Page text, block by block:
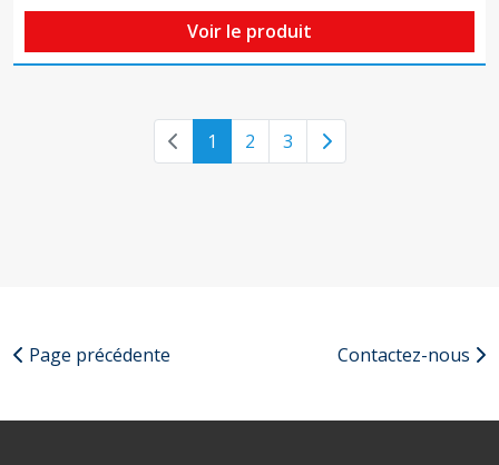
Voir le produit
Previous page
1 2 3 Next page
Page précédente Contactez-nous